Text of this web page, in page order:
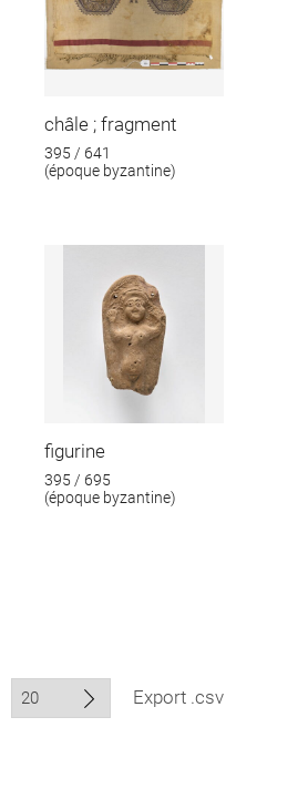
châle ; fragment
395 / 641
(époque byzantine)
figurine
395 / 695
(époque byzantine)
Export .csv